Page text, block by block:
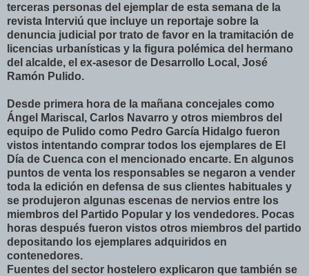
terceras personas del ejemplar de esta semana de la
revista Interviú que incluye un reportaje sobre la
denuncia judicial por trato de favor en la tramitación de
licencias urbanísticas y la figura polémica del hermano
del alcalde, el ex-asesor de Desarrollo Local, José
Ramón Pulido.
Desde primera hora de la mañana concejales como
Ángel Mariscal, Carlos Navarro y otros miembros del
equipo de Pulido como Pedro García Hidalgo fueron
vistos intentando comprar todos los ejemplares de El
Día de Cuenca con el mencionado encarte. En algunos
puntos de venta los responsables se negaron a vender
toda la edición en defensa de sus clientes habituales y
se produjeron algunas escenas de nervios entre los
miembros del Partido Popular y los vendedores. Pocas
horas después fueron vistos otros miembros del partido
depositando los ejemplares adquiridos en
contenedores.
Fuentes del sector hostelero explicaron que también se